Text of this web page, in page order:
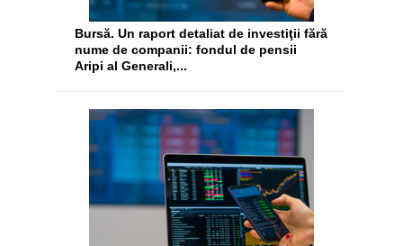
Bursă. Un raport detaliat de investiţii fără
nume de companii: fondul de pensii
Aripi al Generali,...